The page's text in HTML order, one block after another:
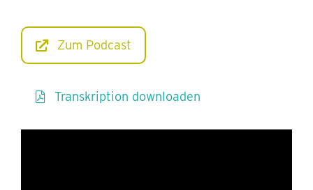
Zum Podcast
Transkription downloaden